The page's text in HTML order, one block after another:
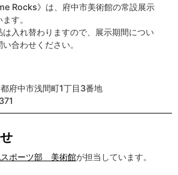
Rocks》は、府中市美術館の常設展示
す。
入れ替わりますので、展示期間につい
合わせください。
府中市浅間町1丁目3番地
ポーツ部 美術館が担当しています。